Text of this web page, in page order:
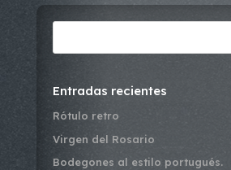
Entradas recientes
Rótulo retro
Virgen del Rosario
Bodegones al estilo portugués.